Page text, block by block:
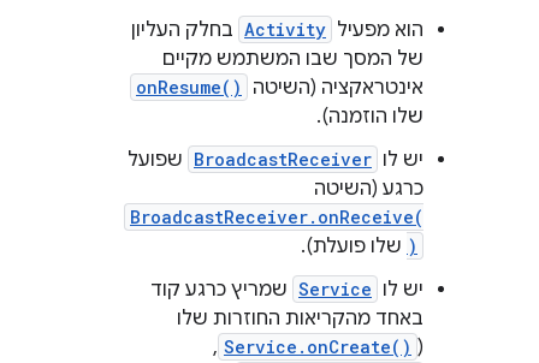
הוא מפעיל Activity בחלק העליון
של המסך שבו המשתמש מקיים
אינטראקציה (השיטה
onResume()
שלו הוזמנה).
יש לו BroadcastReceiver שפועל
כרגע (השיטה
BroadcastReceiver.onReceive(
) שלו פועלת).
יש לו Service שמריץ כרגע קוד
באחד מהקריאות החוזרות שלו
(
Service.onCreate()
,‏